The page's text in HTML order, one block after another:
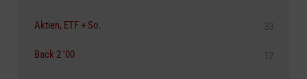
Aktien, ETF + So. 33
Back 2 '00 12